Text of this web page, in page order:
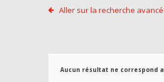
Aller sur la recherche
Aucun résultat ne correspond